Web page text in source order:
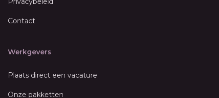
Contact
Werkgevers
Plaats direct een vacature
Onze pakketten